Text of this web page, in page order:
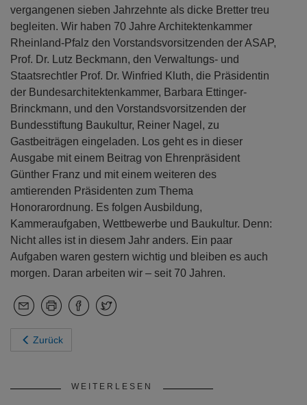
vergangenen sieben Jahrzehnte als dicke Bretter treu
begleiten. Wir haben 70 Jahre Architektenkammer
Rheinland-Pfalz den Vorstandsvorsitzenden der ASAP,
Prof. Dr. Lutz Beckmann, den Verwaltungs- und
Staatsrechtler Prof. Dr. Winfried Kluth, die Präsidentin
der Bundesarchitektenkammer, Barbara Ettinger-
Brinckmann, und den Vorstandsvorsitzenden der
Bundesstiftung Baukultur, Reiner Nagel, zu
Gastbeiträgen eingeladen. Los geht es in dieser
Ausgabe mit einem Beitrag von Ehrenpräsident
Günther Franz und mit einem weiteren des
amtierenden Präsidenten zum Thema
Honorarordnung. Es folgen Ausbildung,
Kammeraufgaben, Wettbewerbe und Baukultur. Denn:
Nicht alles ist in diesem Jahr anders. Ein paar
Aufgaben waren gestern wichtig und bleiben es auch
morgen. Daran arbeiten wir – seit 70 Jahren.
Zurück
WEITERLESEN